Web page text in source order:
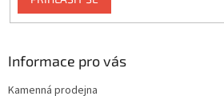
Informace pro vás
Kamenná prodejna